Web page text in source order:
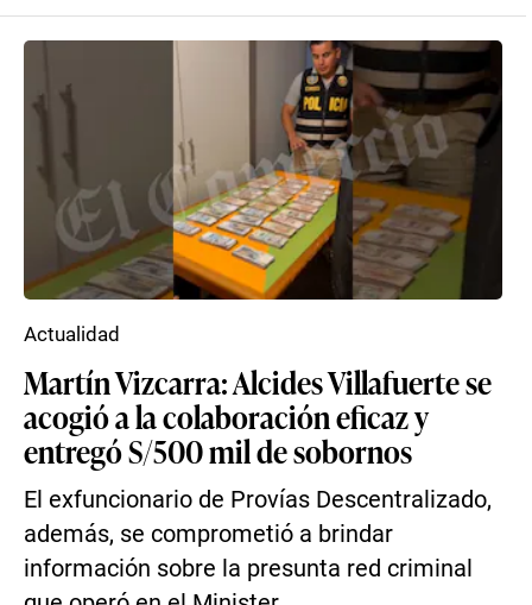
Martín Vizcarra: Alcides Villafuerte se
acogió a la colaboración eficaz y
entregó S/500 mil de sobornos
El exfuncionario de Provías Descentralizado,
además, se comprometió a brindar
información sobre la presunta red criminal
Actualidad